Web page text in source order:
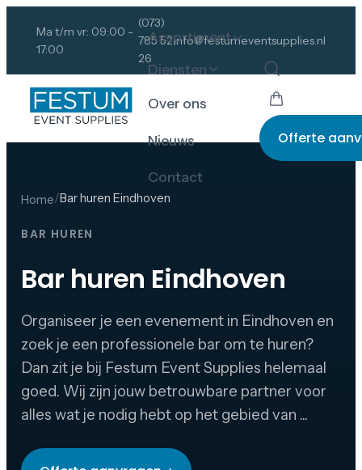
Ma t/m vr: 09:00 -
17:00
(073)
785 52
26
info@festumeventsupplies.nl
Assortiment
Diensten
Over ons
Nieuws
Contact
Offerte
Home/Bar huren Eindhoven
BAR HUREN
Bar huren Eindhoven
Organiseer je een evenement in Eindhoven en
zoek je een professionele bar om te huren?
Dan zit je bij Festum Event Supplies helemaal
goed. Wij zijn jouw betrouwbare partner voor
alles wat je nodig hebt op het gebied van ...